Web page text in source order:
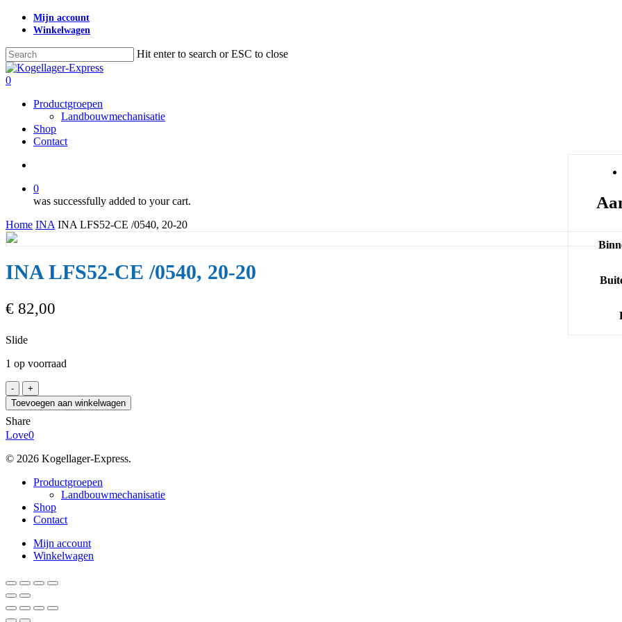
Skip
content
Mijn account
Winkelwagen
Hit enter to search or ESC to close
Close
Search
search
0
Productgroepen
Landbouwmechanisatie
Shop
Contact
0
was successfully added to your cart.
Home INA INA LFS52-CE /0540, 20-20
INA LFS52-CE /0540, 20-20
€ 82,00
Slide
1 op voorraad
INA
LFS52-
CE
/0540,
20-
aantal
Toevoegen aan winkelwagen
Share
Love0
© 2026 Kogellager-Express.
Close
Productgroepen
Landbouwmechanisatie
Shop
Contact
Mijn account
Winkelwagen